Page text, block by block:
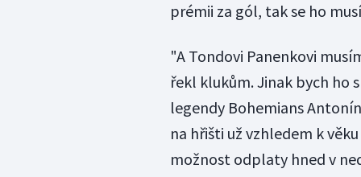
prémii za gól, tak se ho
"A Tondovi Panenkovi
řekl klukům. Jinak bych ho
legendy Bohemians
na hřišti už vzhledem k
možnost odplaty hned v